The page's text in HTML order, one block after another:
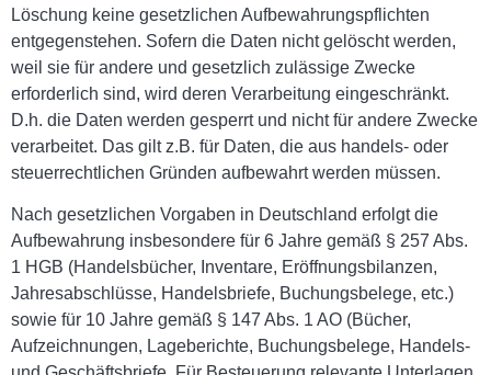
Löschung keine gesetzlichen Aufbewahrungspflichten
entgegenstehen. Sofern die Daten nicht gelöscht werden,
weil sie für andere und gesetzlich zulässige Zwecke
erforderlich sind, wird deren Verarbeitung eingeschränkt.
D.h. die Daten werden gesperrt und nicht für andere Zwecke
verarbeitet. Das gilt z.B. für Daten, die aus handels- oder
steuerrechtlichen Gründen aufbewahrt werden müssen.
Nach gesetzlichen Vorgaben in Deutschland erfolgt die
Aufbewahrung insbesondere für 6 Jahre gemäß § 257 Abs.
1 HGB (Handelsbücher, Inventare, Eröffnungsbilanzen,
Jahresabschlüsse, Handelsbriefe, Buchungsbelege, etc.)
sowie für 10 Jahre gemäß § 147 Abs. 1 AO (Bücher,
Aufzeichnungen, Lageberichte, Buchungsbelege, Handels-